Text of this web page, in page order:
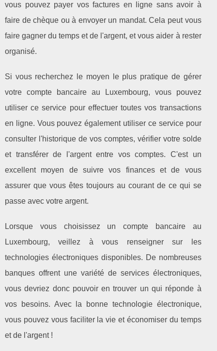
vous pouvez payer vos factures en ligne sans avoir à
faire de chèque ou à envoyer un mandat. Cela peut vous
faire gagner du temps et de l'argent, et vous aider à rester
organisé.
Si vous recherchez le moyen le plus pratique de gérer
votre compte bancaire au Luxembourg, vous pouvez
utiliser ce service pour effectuer toutes vos transactions
en ligne. Vous pouvez également utiliser ce service pour
consulter l'historique de vos comptes, vérifier votre solde
et transférer de l'argent entre vos comptes. C'est un
excellent moyen de suivre vos finances et de vous
assurer que vous êtes toujours au courant de ce qui se
passe avec votre argent.
Lorsque vous choisissez un compte bancaire au
Luxembourg, veillez à vous renseigner sur les
technologies électroniques disponibles. De nombreuses
banques offrent une variété de services électroniques,
vous devriez donc pouvoir en trouver un qui réponde à
vos besoins. Avec la bonne technologie électronique,
vous pouvez vous faciliter la vie et économiser du temps
et de l'argent !